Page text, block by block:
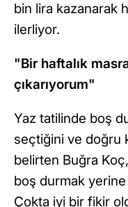
bin lira kazanarak
ilerliyor.
"Bir haftalık
çıkarıyorum"
Yaz tatilinde boş
seçtiğini ve doğru
belirten Buğra
boş durmak yerine
Çokta iyi bir fikir